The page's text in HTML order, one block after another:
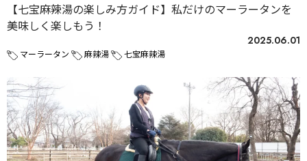
【七宝麻辣湯の楽しみ方ガイド】私だけのマーラータンを
美味しく楽しもう！
2025.06.01
マーラータン 麻辣湯 七宝麻辣湯